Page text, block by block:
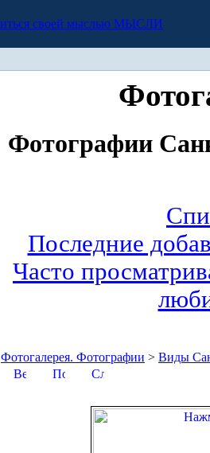
МЫСЛИ
Фотографии
Последние
Часто
Фотогалерея. Фотографии > Виды